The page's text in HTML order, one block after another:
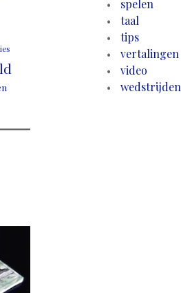
spelen
taal
tips
vertalingen
video
wedstrijden